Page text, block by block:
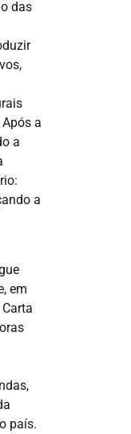
das
a
a
a
em
país.